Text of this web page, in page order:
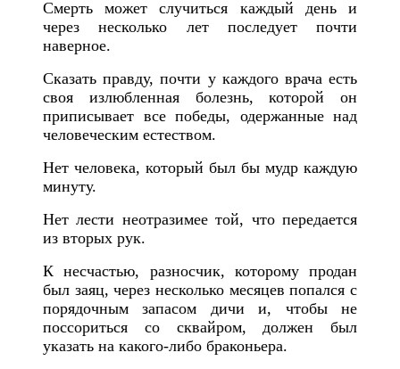
Смерть может случиться каждый день и
через несколько лет последует почти
наверное.
Сказать правду, почти у каждого врача есть
своя излюбленная болезнь, которой он
приписывает все победы, одержанные над
человеческим естеством.
Нет человека, который был бы мудр каждую
минуту.
Нет лести неотразимее той, что передается
из вторых рук.
К несчастью, разносчик, которому продан
был заяц, через несколько месяцев попался с
порядочным запасом дичи и, чтобы не
поссориться со сквайром, должен был
указать на какого-либо браконьера.